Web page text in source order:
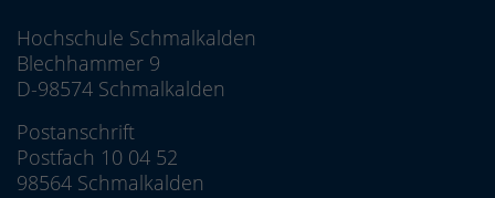
Hochschule Schmalkalden
Blechhammer 9
D-98574 Schmalkalden
Postanschrift
Postfach 10 04 52
98564 Schmalkalden